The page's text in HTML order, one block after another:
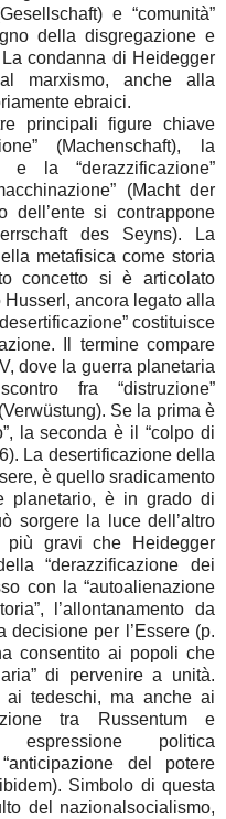
e “comunità”
della disgregazione e
condanna di Heidegger
marxismo, anche alla
ebraici.
principali figure chiave
(Machenschaft), la
e la “derazzificazione”
(Macht der
dell’ente si contrappone
des Seyns). La
metafisica come storia
concetto si è articolato
Husserl, ancora legato alla
costituisce
Il termine compare
dove la guerra planetaria
fra “distruzione”
Se la prima è
la seconda è il “colpo di
La desertificazione della
è quello sradicamento
planetario, è in grado di
sorgere la luce dell’altro
gravi che Heidegger
“derazzificazione dei
con la “autoalienazione
l’allontanamento da
per l’Essere (p.
consentito ai popoli che
di pervenire a unità.
tedeschi, ma anche ai
tra Russentum e
espressione politica
del potere
Simbolo di questa
del nazionalsocialismo,